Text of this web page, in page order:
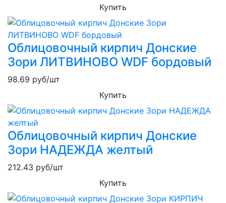
Купить
Облицовочный кирпич Донские
Зори ЛИТВИНОВО WDF бордовый
98.69 руб/шт
Купить
Облицовочный кирпич Донские
Зори НАДЕЖДА желтый
212.43 руб/шт
Купить